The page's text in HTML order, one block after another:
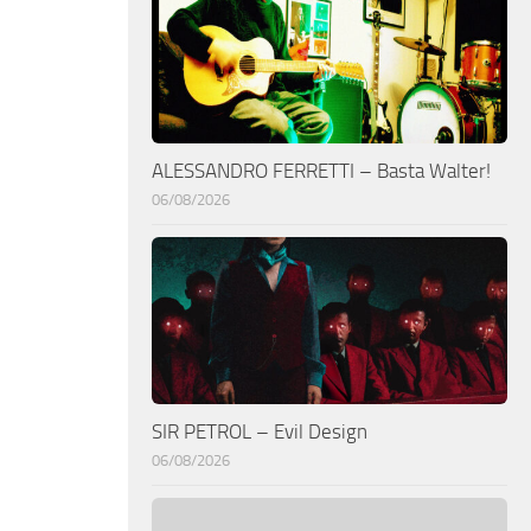
ALESSANDRO FERRETTI – Basta Walter!
06/08/2026
SIR PETROL – Evil Design
06/08/2026